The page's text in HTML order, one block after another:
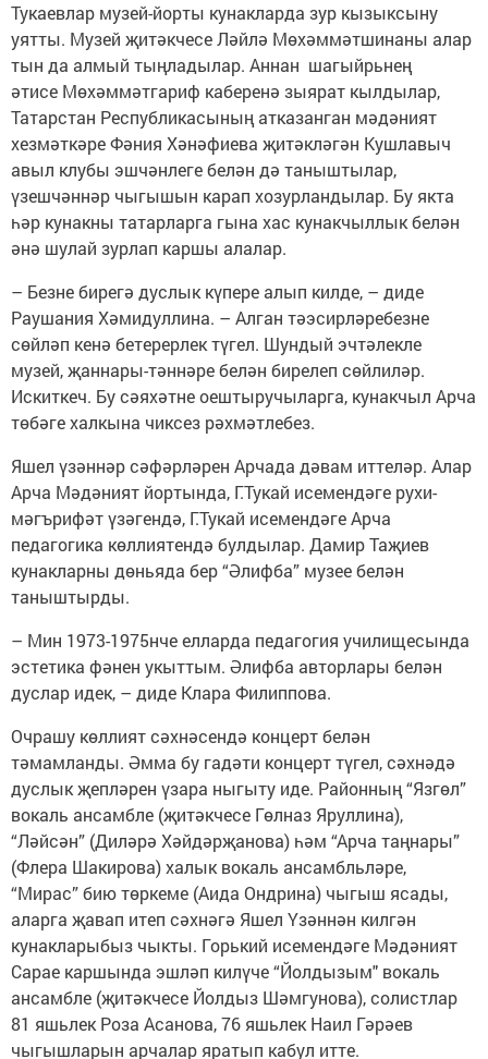
Тукаевлар музей-йорты кунакларда зур кызыксыну
уятты. Музей җитәкчесе Ләйлә Мөхәммәтшинаны алар
тын да алмый тыңладылар. Аннан шагыйрьнең
әтисе Мөхәммәтгариф каберенә зыярат кылдылар,
Татарстан Республикасының атказанган мәдәният
хезмәткәре Фәния Хәнәфиева җитәкләгән Кушлавыч
авыл клубы эшчәнлеге белән дә таныштылар,
үзешчәннәр чыгышын карап хозурландылар. Бу якта
һәр кунакны татарларга гына хас кунакчыллык белән
әнә шулай зурлап каршы алалар.
– Безне бирегә дуслык күпере алып килде, – диде
Раушания Хәмидуллина. – Алган тәэсирләребезне
сөйләп кенә бетерерлек түгел. Шундый эчтәлекле
музей, җаннары-тәннәре белән бирелеп сөйлиләр.
Искиткеч. Бу сәяхәтне оештыручыларга, кунакчыл Арча
төбәге халкына чиксез рәхмәтлебез.
Яшел үзәннәр сәфәрләрен Арчада дәвам иттеләр. Алар
Арча Мәдәният йортында, Г.Тукай исемендәге рухи-
мәгърифәт үзәгендә, Г.Тукай исемендәге Арча
педагогика көллиятендә булдылар. Дамир Таҗиев
кунакларны дөньяда бер “Әлифба” музее белән
таныштырды.
– Мин 1973-1975нче елларда педагогия училищесында
эстетика фәнен укыттым. Әлифба авторлары белән
дуслар идек, – диде Клара Филиппова.
Очрашу көллият сәхнәсендә концерт белән
тәмамланды. Әмма бу гадәти концерт түгел, сәхнәдә
дуслык җепләрен үзара ныгыту иде. Районның “Язгөл”
вокаль ансамбле (җитәкчесе Гөлназ Яруллина),
“Ләйсән” (Диләрә Хәйдәрҗанова) һәм “Арча таңнары”
(Флера Шакирова) халык вокаль ансамбльләре,
“Мирас” бию төркеме (Аида Ондрина) чыгыш ясады,
аларга җавап итеп сәхнәгә Яшел Үзәннән килгән
кунакларыбыз чыкты. Горький исемендәге Мәдәният
Сарае каршында эшләп килүче “Йолдызым" вокаль
ансамбле (җитәкчесе Йолдыз Шәмгунова), солистлар
81 яшьлек Роза Асанова, 76 яшьлек Наил Гәрәев
чыгышларын арчалар яратып кабул итте.